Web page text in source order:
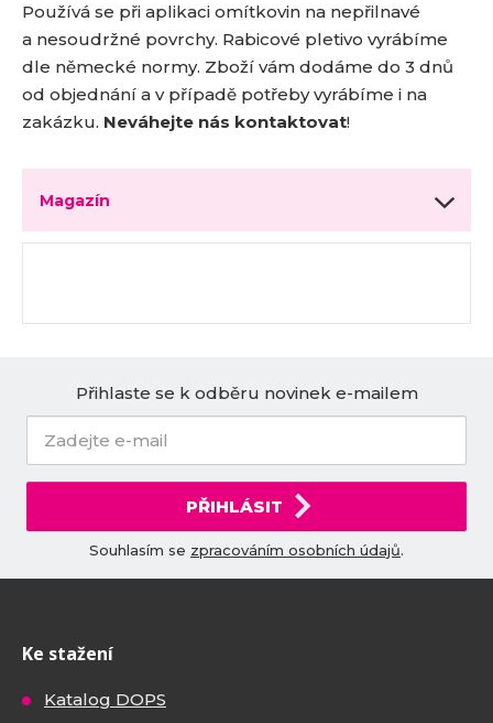
Používá se při aplikaci omítkovin na nepřilnavé
a nesoudržné povrchy. Rabicové pletivo vyrábíme
dle německé normy. Zboží vám dodáme do 3 dnů
od objednání a v případě potřeby vyrábíme i na
zakázku. Neváhejte nás kontaktovat!
Magazín
Přihlaste se k odběru novinek e-mailem
PŘIHLÁSIT
Souhlasím se zpracováním osobních údajů.
Ke stažení
Katalog DOPS